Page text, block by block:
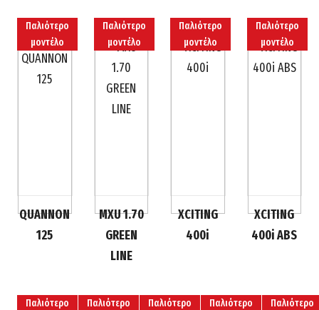
Παλιότερο
μοντέλο
QUANNON
125
Παλιότερο
μοντέλο
MXU 1.70
GREEN
LINE
Παλιότερο
μοντέλο
XCITING
400i
Παλιότερο
μοντέλο
XCITING
400i ABS
Παλιότερο
Παλιότερο
Παλιότερο
Παλιότερο
Παλιότερο